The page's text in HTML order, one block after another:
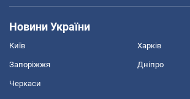
Новини України
Київ Харків
Запоріжжя Дніпро
Черкаси